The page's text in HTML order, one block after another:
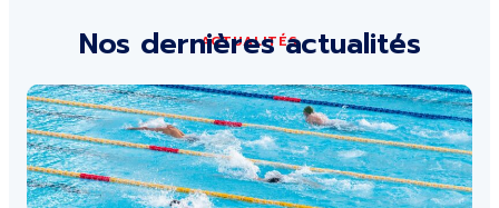
ACTUALITÉS
Nos dernières actualités